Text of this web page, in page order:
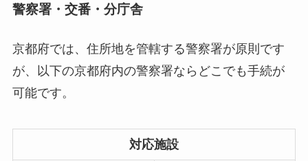
警察署・交番・分庁舎
京都府では、住所地を管轄する警察署が原則です
が、以下の京都府内の警察署ならどこでも手続が
可能です。
対応施設